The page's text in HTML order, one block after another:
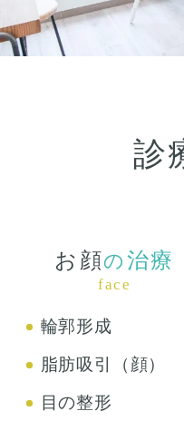
診
お顔の 治療
face
輪郭形成
脂肪吸引（顔）
目の整形